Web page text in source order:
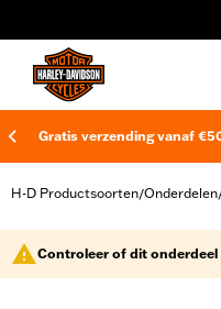
Gratis verzending vanaf
H-D Productsoorten/Onderdelen
Controleer of dit onderdeel